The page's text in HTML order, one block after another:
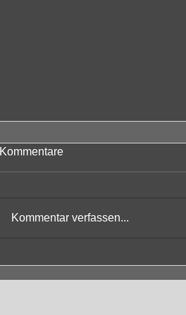
Kommentare
Kommentar verfassen...